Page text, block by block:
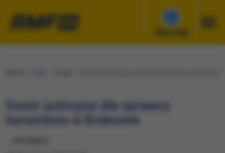
Słuchaj
Dozór policyjny dla sprawcy
karambolu w Krakowie